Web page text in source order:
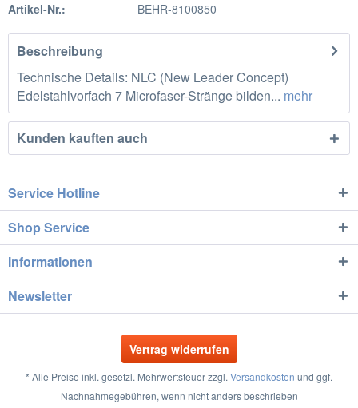
Artikel-Nr.: BEHR-8100850
Beschreibung
Technische Details: NLC (New Leader Concept)
Edelstahlvorfach 7 Microfaser-Stränge bilden... mehr
Kunden kauften auch
Service Hotline
Shop Service
Informationen
Newsletter
Vertrag widerrufen
* Alle Preise inkl. gesetzl. Mehrwertsteuer zzgl. Versandkosten und ggf.
Nachnahmegebühren, wenn nicht anders beschrieben